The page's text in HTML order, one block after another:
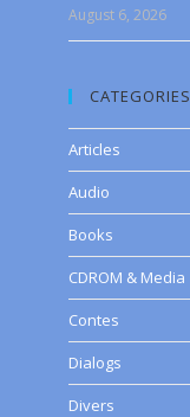
August 6, 2026
CATEGORIES
Articles
Audio
Books
CDROM & Media
Contes
Dialogs
Divers